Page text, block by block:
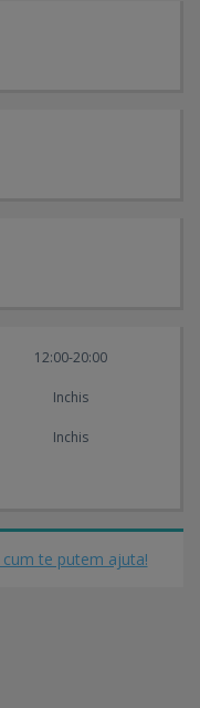
12:00-20:00
Inchis
Inchis
cum te putem ajuta!